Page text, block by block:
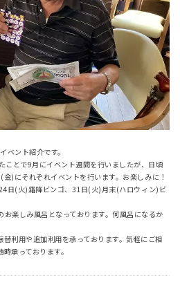
ベント紹介です。
ことで9月にイベント週間を行いましたが、日頃
)にそれぞれイベントを行います。お楽しみに！
日(火)霜降ビンゴ、31日(火)月末(ハロウィン)ビ
楽しみ風呂となっております。何風呂になるか
利用や追加利用を承っております。気軽にご相
承っております。